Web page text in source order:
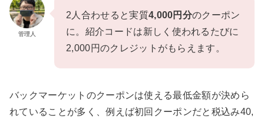
管理人
2人合わせると実質4,000円分のクーポン
に。紹介コードは新しく使われるたびに
2,000円のクレジットがもらえます。
バックマーケットのクーポンは使える最低金額が決めら
れていることが多く、例えば初回クーポンだと税込み40,